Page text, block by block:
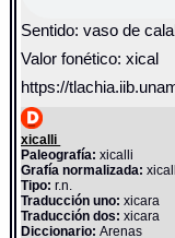
Sentido: vaso de
Valor fonético: xical
https://
xicalli
Paleografía: xicalli
Grafía normalizada:
Tipo: r.n.
Traducción uno: xicara
Traducción dos: xicara
Diccionario:Arenas